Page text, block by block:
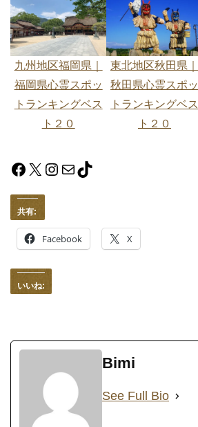
九州地区福岡県｜
福岡県心霊スポッ
トランキングベス
ト２０
東北地区秋田県｜
秋田県心霊スポッ
トランキングベス
ト２０
Facebook
X Instagram
メールTikTok
共有:
Facebook X
いいね:
Bimi
See Full Bio